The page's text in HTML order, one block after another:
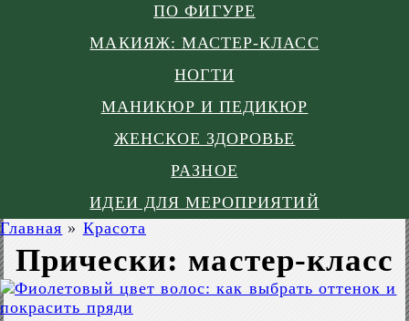
ПО ФИГУРЕ
МАКИЯЖ: МАСТЕР-КЛАСС
НОГТИ
МАНИКЮР И ПЕДИКЮР
ЖЕНСКОЕ ЗДОРОВЬЕ
РАЗНОЕ
ИДЕИ ДЛЯ МЕРОПРИЯТИЙ
Главная » Красота
Прически: мастер-класс